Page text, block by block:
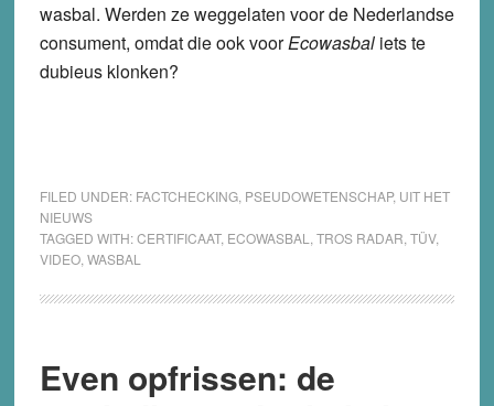
wasbal. Werden ze weggelaten voor de Nederlandse
consument, omdat die ook voorEcowasbaliets te
dubieus klonken?
FILED UNDER: FACTCHECKING, PSEUDOWETENSCHAP, UIT HET
NIEUWS
TAGGED WITH:CERTIFICAAT, ECOWASBAL TROS RADAR TÜV,
VIDEO, WASBAL
Even opfrissen: de